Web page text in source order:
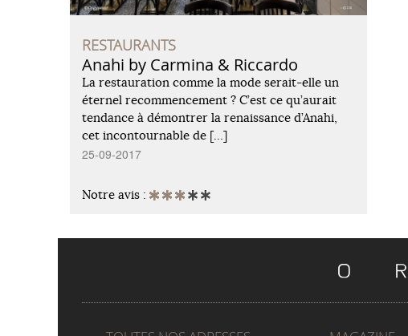
RESTAURANTS
Anahi by Carmina & Riccardo
La restauration comme la mode serait-elle un
éternel recommencement ? C’est ce qu’aurait
tendance à démontrer la renaissance d’Anahi,
cet incontournable de […]
25-09-2017
Notre avis :